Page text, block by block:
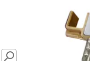
SEARCH